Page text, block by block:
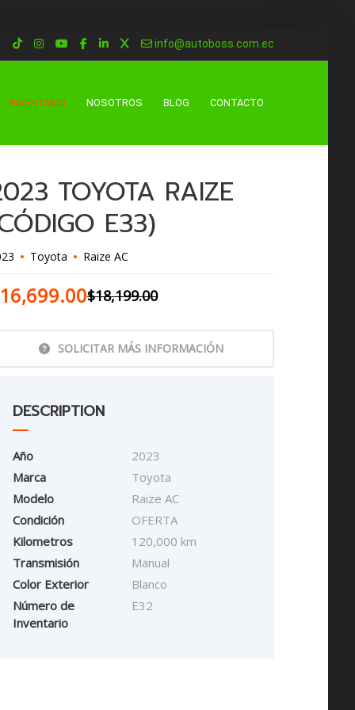
info@autoboss.com.ec
INVENTARIO NOSOTROS BLOG CONTACTO
TOYOTA RAIZE
E33)
Toyota Raize AC
$18,199.00
SOLICITAR MÁS INFORMACIÓN
DESCRIPTION
Año
2023
Marca
Toyota
Modelo
Raize AC
Condición
OFERTA
Kilometros
120,000 km
Transmisión
Manual
Color Exterior
Blanco
Número de
Inventario
E32